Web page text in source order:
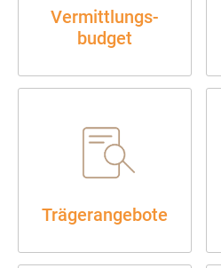
Vermittlungs­
bud­get
Trägerangebote